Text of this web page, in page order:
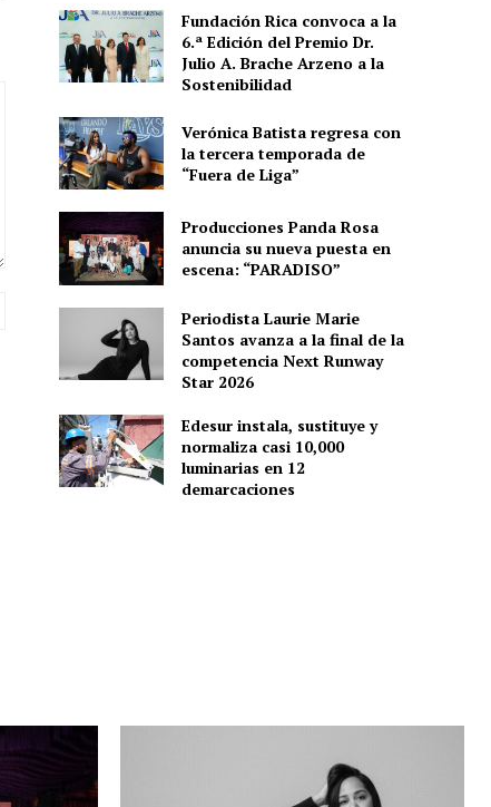
Fundación Rica convoca a la
6.ª Edición del Premio Dr.
Julio A. Brache Arzeno a la
Sostenibilidad
Verónica Batista regresa con
la tercera temporada de
“Fuera de Liga”
Producciones Panda Rosa
anuncia su nueva puesta en
escena: “PARADISO”
Periodista Laurie Marie
Santos avanza a la final de la
competencia Next Runway
Star 2026
Edesur instala, sustituye y
normaliza casi 10,000
luminarias en 12
demarcaciones